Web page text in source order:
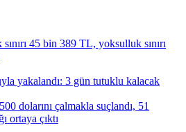
45 bin 389 TL, yoksulluk sınırı
yakalandı: 3 gün tutuklu kalacak
dolarını çalmakla suçlandı, 51
ortaya çıktı